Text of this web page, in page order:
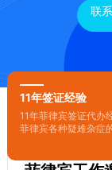
联
11年签证经验
11年菲律宾签证代办
菲律宾各种疑难杂症
您的位置：首页-菲